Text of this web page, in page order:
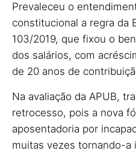
Prevaleceu o
constitucional a regra da
103/2019, que fixou o
dos salários, com
de 20 anos de
Na avaliação da APUB,
retrocesso, pois a nova
aposentadoria por
muitas vezes tornando-a